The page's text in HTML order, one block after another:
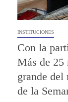
INSTITUCIONES
Con la
Más de 25
grande del
de la